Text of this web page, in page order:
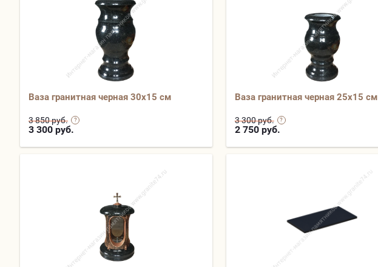
Ваза гранитная черная 30х15 см
3 850 руб.
3 300 руб.
Ваза гранитная черная 25х15 см
3 300 руб.
2 750руб.